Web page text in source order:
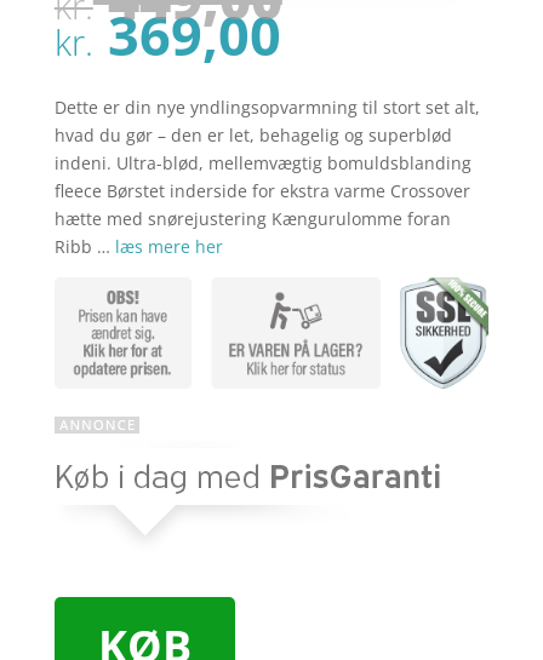
var:
kr.
kr.369,00Den
pris
er:
kr.
Dette er din nye yndlingsopvarmning til stort set alt,
hvad du gør – den er let, behagelig og superblød
indeni. Ultra-blød, mellemvægtig bomuldsblanding
fleece Børstet inderside for ekstra varme Crossover
hætte med snørejustering Kængurulomme foran
Ribb … læs mere her
KØB